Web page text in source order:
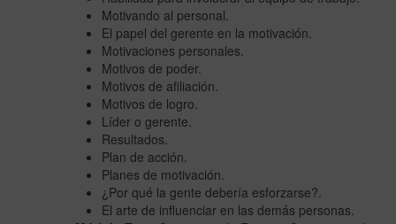
Motivando al personal.
El papel del gerente en la motivación.
Motivaciones personales.
Motivos de poder.
Motivos de afiliación.
Motivos de logro.
Líder o gerente.
Resultados.
Plan de acción.
Planes de motivación.
¿Por qué la gente debería esforzarse?.
El arte de influenciar en las demás personas.